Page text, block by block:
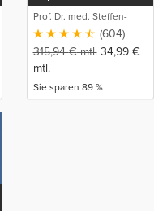
Prof. Dr. med. Steffen-
Boris Wirth (1)
(604)
315,94€mtl. 34,99 €
mtl.
Sie sparen 89 %